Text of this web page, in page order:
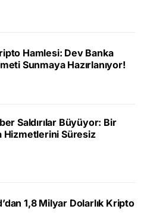
Hamlesi: Dev Banka
Sunmaya Hazırlanıyor!
Saldırılar Büyüyor: Bir
Hizmetlerini Süresiz
1,8 Milyar Dolarlık Kripto